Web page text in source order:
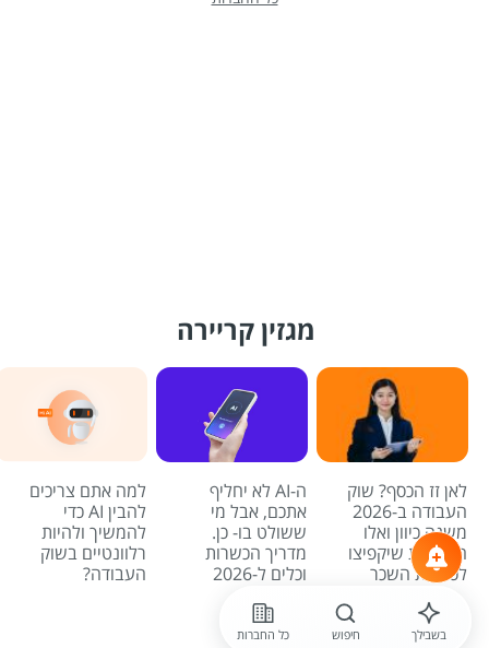
מגזין קריירה
לאן זז הכסף? שוק
העבודה ב-2026
משנה כיוון ואלו
המשרות שיקפיצו
לכם את השכר
ה-AI לא יחליף
אתכם, אבל מי
ששולט בו- כן.
מדריך הכשרות
וכלים ל-2026
למה אתם צריכים
להבין AI כדי
להמשיך ולהיות
רלוונטיים בשוק
העבודה?
לכל הכתבות
בשבילך חיפוש כל החברות